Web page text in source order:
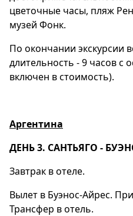
цветочные часы, пляж
музей Фонк.
По окончании экскурсии
длительность - 9 часов с
включен в стоимость).
Аргентина
ДЕНЬ 3. САНТЬЯГО -
Завтрак в отеле.
Вылет в Буэнос-Айрес.
Трансфер в отель.